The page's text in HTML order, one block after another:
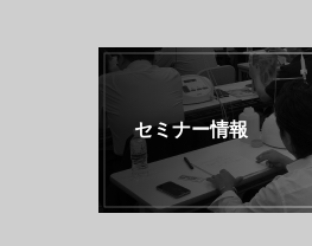
セミナー情報